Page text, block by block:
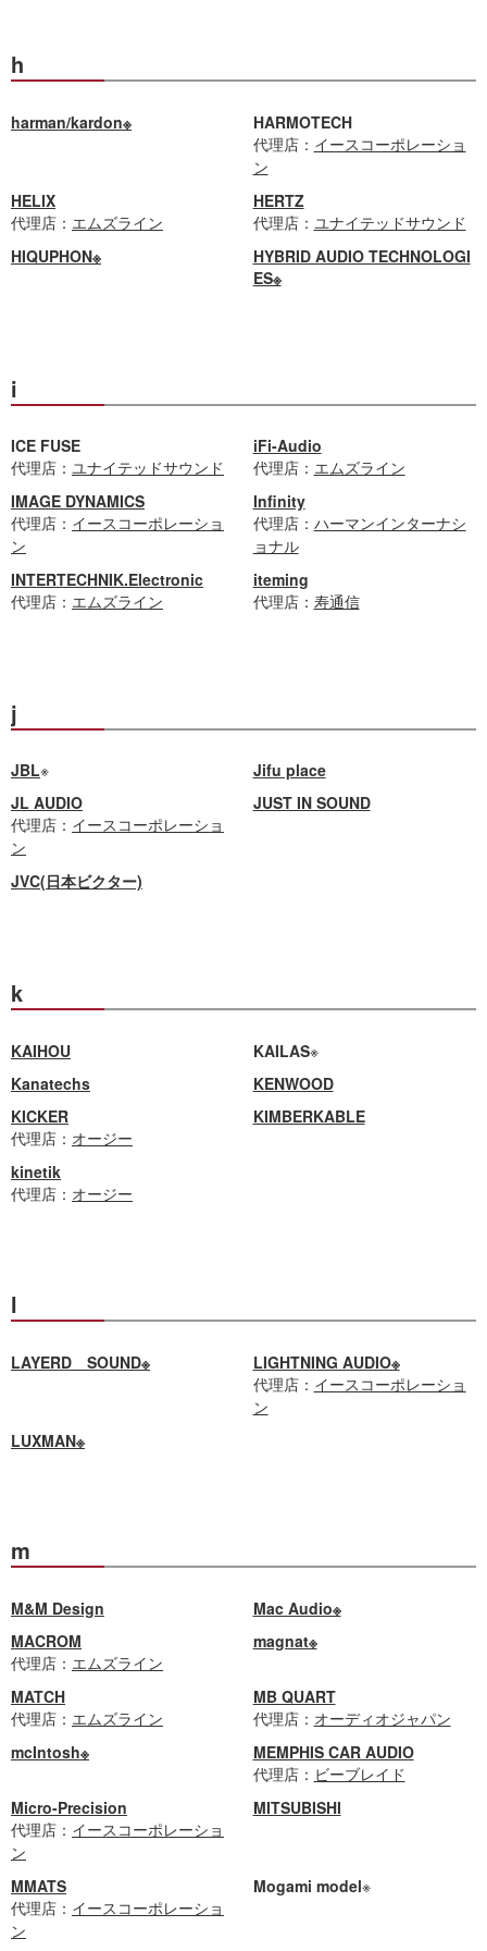
h
harman/kardon※
HARMOTECH
代理店： イースコーポレーショ
ン
HELIX
代理店： エムズライン
HERTZ
代理店： ユナイテッドサウンド
HIQUPHON※
HYBRID AUDIO TECHNOLOGI
ES※
i
ICE FUSE
代理店： ユナイテッドサウンド
iFi-Audio
代理店： エムズライン
IMAGE DYNAMICS
代理店： イースコーポレーショ
ン
Infinity
代理店： ハーマンインターナシ
ョナル
INTERTECHNIK.Electronic
代理店： エムズライン
iteming
代理店： 寿通信
j
JBL※
Jifu place
JL AUDIO
代理店： イースコーポレーショ
ン
JUST IN SOUND
JVC(日本ビクター)
k
KAIHOU KAILAS※
Kanatechs
KENWOOD
KICKER
代理店： オージー
KIMBERKABLE
kinetik
代理店： オージー
l
LAYERD SOUND※
LIGHTNING AUDIO※
代理店： イースコーポレーショ
ン
LUXMAN※
m
M&M Design
Mac Audio※
MACROM
代理店： エムズライン
magnat※
MATCH
代理店： エムズライン
MB QUART
代理店： オーディオジャパン
mcIntosh※
MEMPHIS CAR AUDIO
代理店： ビーブレイド
Micro-Precision
代理店： イースコーポレーショ
ン
MITSUBISHI
MMATS
代理店： イースコーポレーショ
ン
Mogami model※